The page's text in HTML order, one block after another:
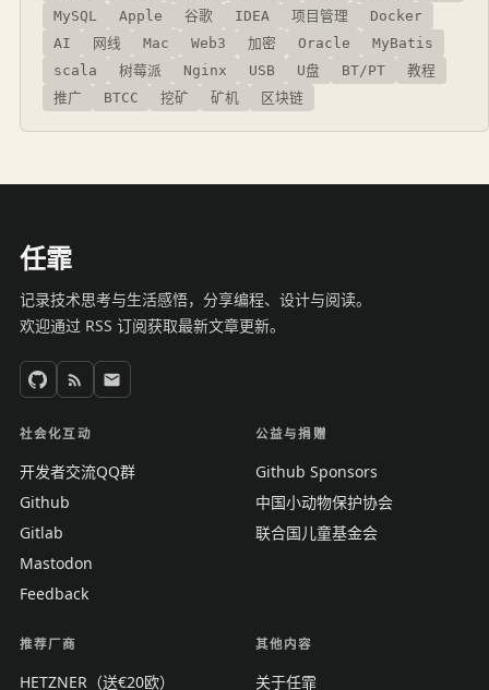
MySQL
Apple 谷歌 IDEA 项目管理
Docker
AI
网线 Mac Web3 加密 Oracle
MyBatis
scala
树莓派 Nginx USB U盘 BT/PT
教程
推广
BTCC 挖矿 矿机 区块链
任霏
记录技术思考与生活感悟，分享编程、设计与阅读。
欢迎通过 RSS 订阅获取最新文章更新。
社会化互动
开发者交流QQ群
Github
Gitlab
Mastodon
Feedback
公益与捐赠
Github Sponsors
中国小动物保护协会
联合国儿童基金会
推荐厂商
HETZNER（送€20欧）
其他内容
关于任霏